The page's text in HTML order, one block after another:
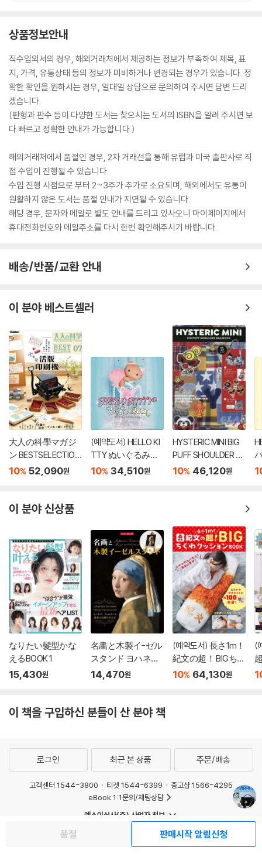
상품정보안내
직수입외서의 경우, 해외거래처에서 제공하는 정보가 부족하여 제목, 표
지, 가격, 유통상태 등의 정보가 미비하거나 변경되는 경우가 있습니다. 정
확한 확인을 원하시는 경우, 일대일 상담으로 문의하여 주시면 답변 드리
겠습니다.
(판형과 판수 등이 다양한 도서는 찾으시는 도서의 ISBN을 알려 주시면 보
다 빠르고 정확한 안내가 가능합니다.)
해외거래처에서 품절인 경우, 2차 거래선을 통해 유럽과 미국 출판사로 직
접 수입이 진행될 수 있습니다.
수입 진행 시점으로 부터 2~3주가 추가로 소요되며, 해외에서도 유통이
원활하지 않은 도서는 품절 안내가 지연될 수 있습니다.
해당 경우, 문자와 메일로 별도 안내를 드리고 있사오니 마이페이지에서
휴대전화번호와 메일주소를 다시 한번 확인해주시기 바랍니다.
배송/반품/교환 안내
이 분야 베스트셀러
大人の科學マガジ
ン BESTSELECTION
07 小さな活版印刷
10% 52,090원
(예약도서) HELLO KI
TTY ぬいぐるみチ
ャ-ムBOOK shell pe
10% 34,510원
HYSTERIC MINI BIG
PUFF SHOULDER B
AG BOOK
10% 46,120원
이 분야 신상품
なりたい髮型かな
えるBOOK 1
15,430원
名畵と木製イ-ゼル
スタンド ヨハネス.
フ
14,470원
(예약도서) 長さ1m！
紀文の超！ BIGちく
わクッションBOOK
10% 64,130원
(
이 책을 구입하신 분들이 산 분야 책
품절 판매시작 알림신청
로그인 최근 본 상품 주문/배송
고객센터 1544-3800 티켓 1544-6399
중고샵 1566-4295
eBook 1:1문의/채팅상담
예스이십사(주) 사업자 정보
이용약관
청소년보호정책
회사소개